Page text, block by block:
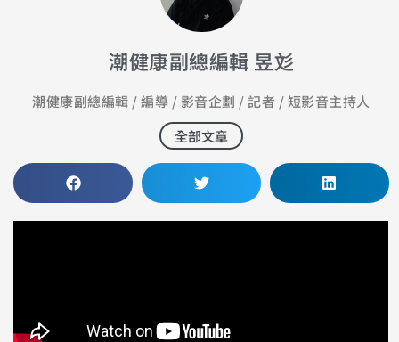
潮健康副總編輯 昱彣
潮健康副總編輯 / 編導 / 影音企劃 / 記者 / 短影音主持人
全部文章